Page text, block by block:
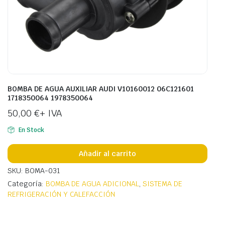
BOMBA DE AGUA AUXILIAR AUDI V10160012 06C121601
1718350064 1978350064
50,00 €+ IVA
En Stock
Añadir al carrito
SKU: BOMA-031
Categoría: BOMBA DE AGUA ADICIONAL, SISTEMA DE
REFRIGERACIÓN Y CALEFACCIÓN